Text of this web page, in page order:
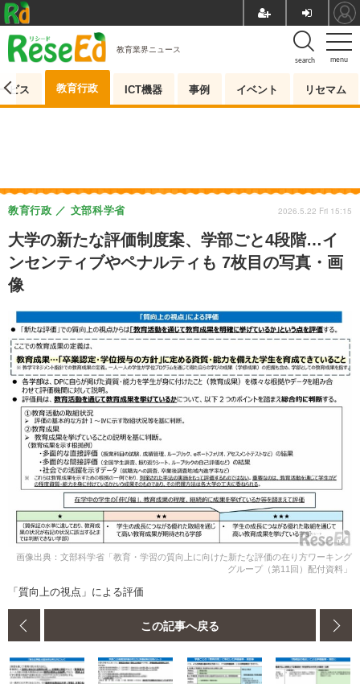
menu
search
教育業界ニュース
ビス 教育行政 ICT機器 事例 イベント リセマム
大学の新たな評価制度案、学部ごと4段階…イ
ンセンティブやペナルティも 7枚目の写真・画
像
教育行政 文部科学省 2026.5.22 Fri 15:15
画像出典：文部科学省「教育・学習の質向上に向けた新たな評価の在り方ワーキング
グループ（第11回）配付資料」
「質向上の視点」による評価
この記事へ戻る